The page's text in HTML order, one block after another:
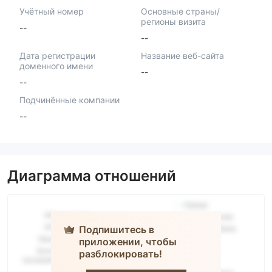
Учётный номер
--
Основные страны/
регионы визита
--
Дата регистрации
доменного имени
--
Название веб-сайта
--
Подчинённые компании
--
Диаграмма отношений
Подпишитесь в
приложении, чтобы
разблокировать!
Markets VIP